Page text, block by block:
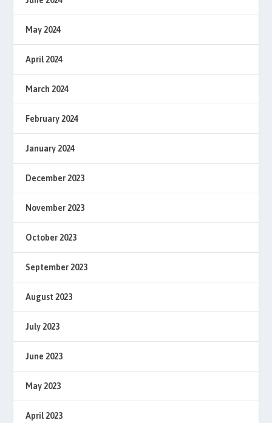
May 2024
April 2024
March 2024
February 2024
January 2024
December 2023
November 2023
October 2023
September 2023
August 2023
July 2023
June 2023
May 2023
April 2023